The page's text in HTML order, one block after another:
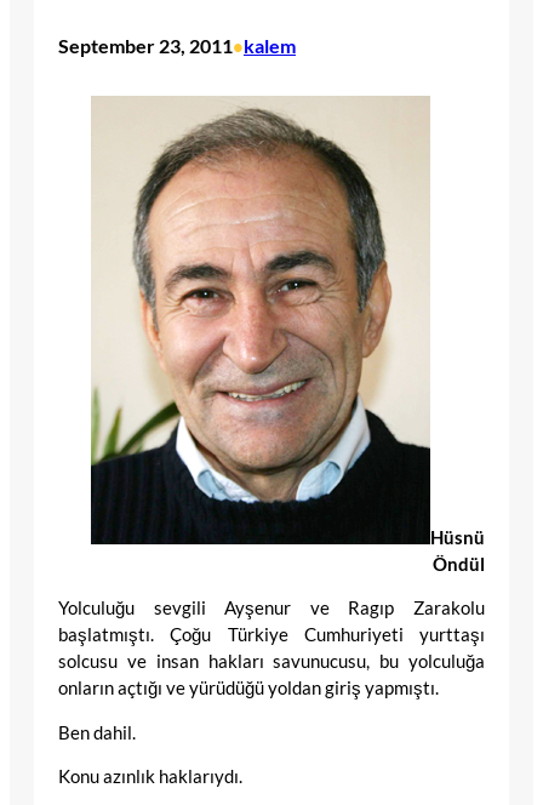
September 23, 2011•kalem
Hüsnü
Öndül
Yolculuğu sevgili Ayşenur ve Ragıp Zarakolu
başlatmıştı. Çoğu Türkiye Cumhuriyeti yurttaşı
solcusu ve insan hakları savunucusu, bu yolculuğa
onların açtığı ve yürüdüğü yoldan giriş yapmıştı.
Ben dahil.
Konu azınlık haklarıydı.